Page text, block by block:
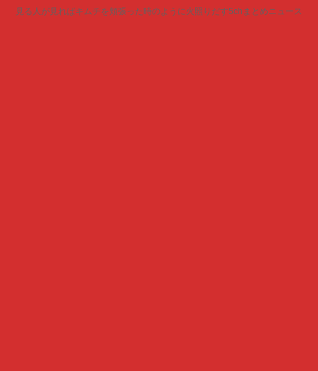
見る人が見ればキムチを頬張った時のように火照りだす5chまとめニュース